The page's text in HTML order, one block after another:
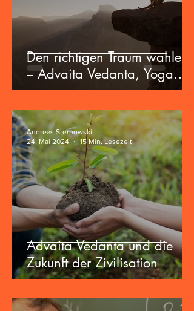
Den richtigen Traum wählen
– Advaita Vedanta, Yoga
und die Zukunft der
Zivilisation
Advaita Vedanta und die
Zukunft der Zivilisation
Andreas Sternowski
24. Mai 2024
15 Min. Lesezeit